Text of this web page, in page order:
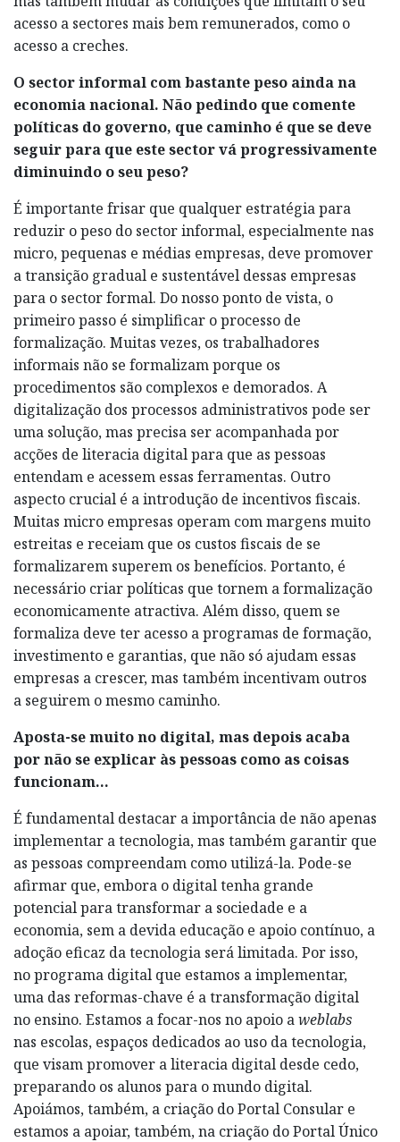
acesso a sectores mais bem remunerados, como o
acesso a creches.
O sector informal com bastante peso ainda na
economia nacional. Não pedindo que comente
políticas do governo, que caminho é que se deve
seguir para que este sector vá progressivamente
diminuindo o seu peso?
É importante frisar que qualquer estratégia para
reduzir o peso do sector informal, especialmente nas
micro, pequenas e médias empresas, deve promover
a transição gradual e sustentável dessas empresas
para o sector formal. Do nosso ponto de vista, o
primeiro passo é simplificar o processo de
formalização. Muitas vezes, os trabalhadores
informais não se formalizam porque os
procedimentos são complexos e demorados. A
digitalização dos processos administrativos pode ser
uma solução, mas precisa ser acompanhada por
acções de literacia digital para que as pessoas
entendam e acessem essas ferramentas. Outro
aspecto crucial é a introdução de incentivos fiscais.
Muitas micro empresas operam com margens muito
estreitas e receiam que os custos fiscais de se
formalizarem superem os benefícios. Portanto, é
necessário criar políticas que tornem a formalização
economicamente atractiva. Além disso, quem se
formaliza deve ter acesso a programas de formação,
investimento e garantias, que não só ajudam essas
empresas a crescer, mas também incentivam outros
a seguirem o mesmo caminho.
Aposta-se muito no digital, mas depois acaba
por não se explicar às pessoas como as coisas
funcionam…
É fundamental destacar a importância de não apenas
implementar a tecnologia, mas também garantir que
as pessoas compreendam como utilizá-la. Pode-se
afirmar que, embora o digital tenha grande
potencial para transformar a sociedade e a
economia, sem a devida educação e apoio contínuo, a
adoção eficaz da tecnologia será limitada. Por isso,
no programa digital que estamos a implementar,
uma das reformas-chave é a transformação digital
no ensino. Estamos a focar-nos no apoio aweblabs
nas escolas, espaços dedicados ao uso da tecnologia,
que visam promover a literacia digital desde cedo,
preparando os alunos para o mundo digital.
Apoiámos, também, a criação do Portal Consular e
estamos a apoiar, também, na criação do Portal Único